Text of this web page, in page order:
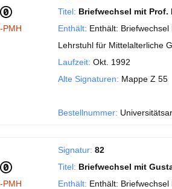
PMH
Titel: Briefwechsel mit
Enthält: Enthält:
Lehrstuhl für Mittelalterliche
Laufzeit: Okt. 1992
Alte Signaturen: Mappe Z 55
Bestellnummer:
PMH
Signatur: 82
Titel: Briefwechsel mit
Enthält: Enthält: